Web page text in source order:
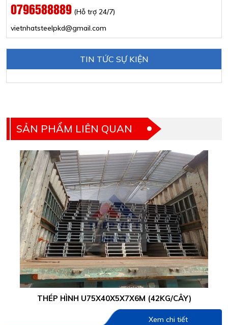
0796588889 (Hỗ trợ 24/7)
vietnhatsteelpkd@gmail.com
TIN TỨC SỰ KIỆN
SẢN PHẨM LIÊN QUAN
THÉP HÌNH U75X40X5X7X6M (42KG/CÂY)
Xem chi tiết